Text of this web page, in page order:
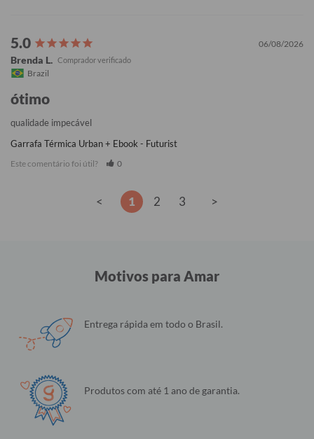
06/08/2026
Brenda L.
Brazil
ótimo
qualidade impecável
Garrafa Térmica Urban + Ebook - Futurist
Este comentário foi útil? 0
< 1 2 3 >
Motivos para Amar
Entrega rápida em todo o Brasil.
Produtos com até 1 ano de garantia.